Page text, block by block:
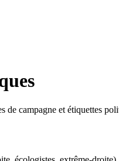
de campagne et étiquettes